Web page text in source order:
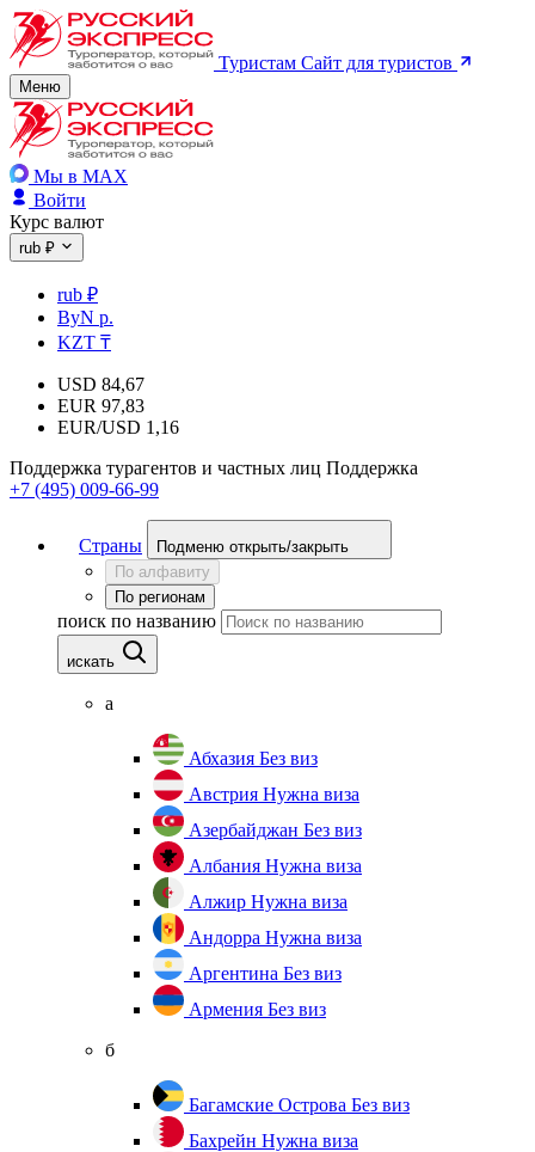
Туристам Сайт для туристов
Меню
Мы в MAX
Войти
Курс валют
rub ₽
rub ₽
ByN р.
KZT ₸
USD 84,67
EUR 97,83
EUR/USD 1,16
Поддержка турагентов и частных лиц Поддержка
+7 (495) 009-66-99
Страны
Подменю открыть/закрыть
По алфавиту
По регионам
поиск по названию
искать
а
Абхазия Без виз
Австрия Нужна виза
Азербайджан Без виз
Албания Нужна виза
Алжир Нужна виза
Андорра Нужна виза
Аргентина Без виз
Армения Без виз
б
Багамские Острова Без виз
Бахрейн Нужна виза